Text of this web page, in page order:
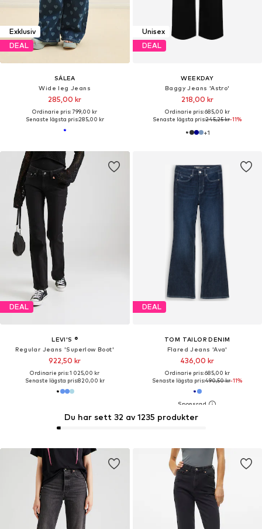
Exklusiv
DEAL
SÁLEA
Wide leg Jeans
285,00 kr
Ordinarie pris: 799,00 kr
Senaste lägsta pris:285,00 kr
Unisex
DEAL
WEEKDAY
Baggy Jeans 'Astro'
218,00 kr
Ordinarie pris: 685,00 kr
Senaste lägsta pris:245,25 kr-11%
+1
DEAL
LEVI'S ®
Regular Jeans 'Superlow Boot'
922,50 kr
Ordinarie pris: 1 025,00 kr
Senaste lägsta pris:820,00 kr
DEAL
TOM TAILOR DENIM
Flared Jeans 'Ava'
436,00 kr
Ordinarie pris: 685,00 kr
Senaste lägsta pris:490,50 kr-11%
Du har sett 32 av 1235 produkter